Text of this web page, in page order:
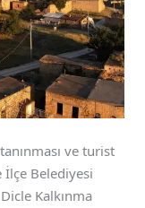
ve turist
İlçe Belediyesi
Kalkınma